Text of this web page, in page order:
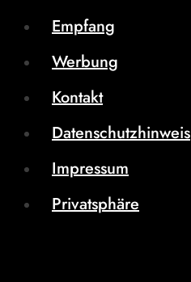
Empfang
Werbung
Kontakt
Datenschutzhinweis
Impressum
Privatsphäre